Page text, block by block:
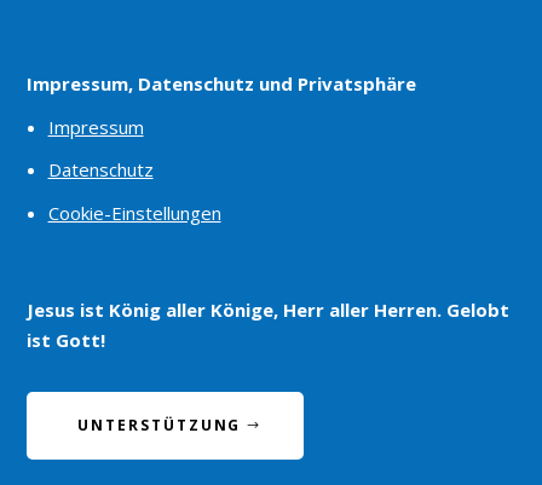
Impressum, Datenschutz und Privatsphäre
Impressum
Datenschutz
Cookie-Einstellungen
Jesus ist König aller Könige, Herr aller Herren. Gelobt
ist Gott!
UNTERSTÜTZUNG